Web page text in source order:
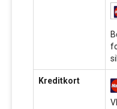
Kreditkort